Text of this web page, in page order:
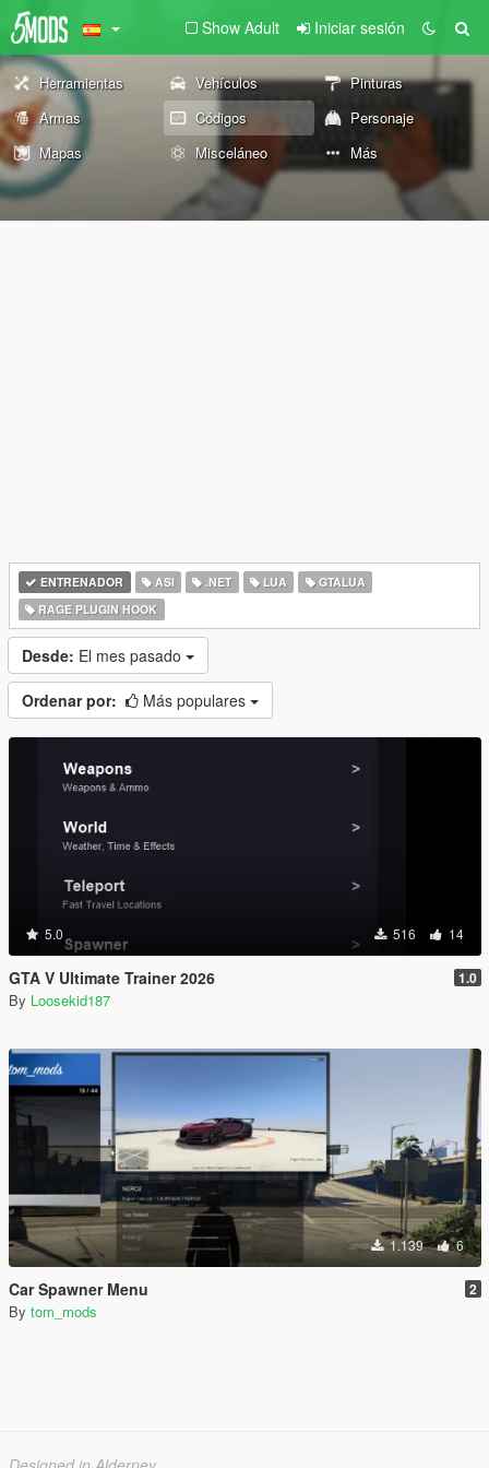
Show Adult Iniciar sesión
Herramientas Vehículos
Pinturas
Armas
Códigos
Personaje
Mapas
Misceláneo Más
ENTRENADOR ASI .NET LUA
GTALUA
RAGE PLUGIN HOOK
Desde: El mes pasado
Ordenar por: Más populares
5.0 516 14
GTA V Ultimate Trainer 2026 1.0
By Loosekid187
1.139 6
Car Spawner Menu 2
By tom_mods